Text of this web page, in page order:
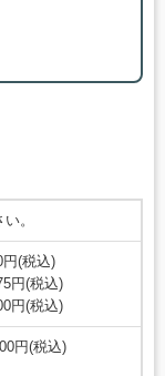
。
(税込)
円(税込)
円(税込)
円(税込)